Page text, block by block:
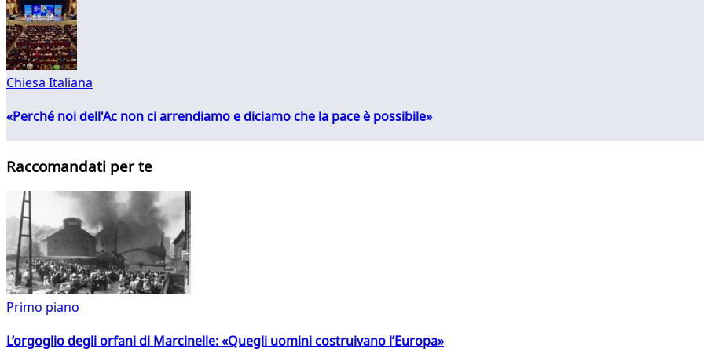
Chiesa Italiana
«Perché noi dell'Ac non ci arrendiamo e diciamo che la pace è possibile»
Raccomandati per te
Primo piano
L’orgoglio degli orfani di Marcinelle: «Quegli uomini costruivano l’Europa»